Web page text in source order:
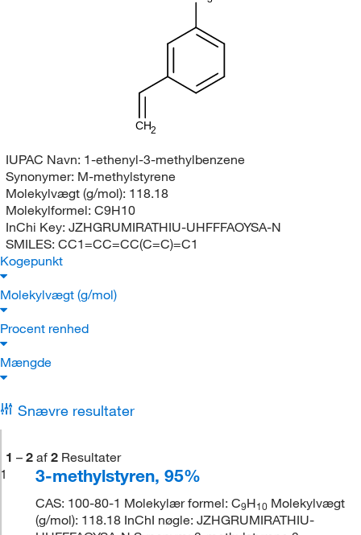
CH2
IUPAC Navn: 1-ethenyl-3-methylbenzene
Synonymer: M-methylstyrene
Molekylvægt (g/mol): 118.18
Molekylformel: C9H10
InChi Key: JZHGRUMIRATHIU-UHFFFAOYSA-N
SMILES: CC1=CC=CC(C=C)=C1
Kogepunkt
Molekylvægt (g/mol)
Procent renhed
Mængde
Snævre resultater
1 – 2 af 2 Resultater
1
3-methylstyren, 95%
CAS: 100-80-1 Molekylær formel: C9H10 Molekylvægt
(g/mol): 118.18 InChI nøgle: JZHGRUMIRATHIU-